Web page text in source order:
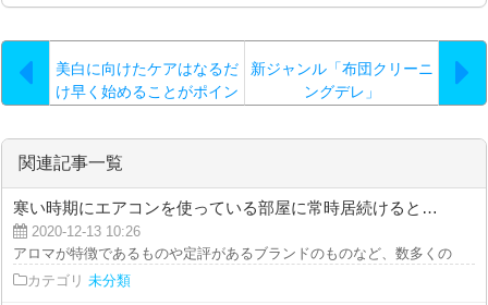
美白に向けたケアはなるだ
け早く始めることがポイン
新ジャンル「布団クリーニ
ングデレ」
関連記事一覧
寒い時期にエアコンを使っている部屋に常時居続けると…
2020-12-13 10:26
アロマが特徴であるものや定評があるブランドのものなど、数多くのボデ
カテゴリ 未分類